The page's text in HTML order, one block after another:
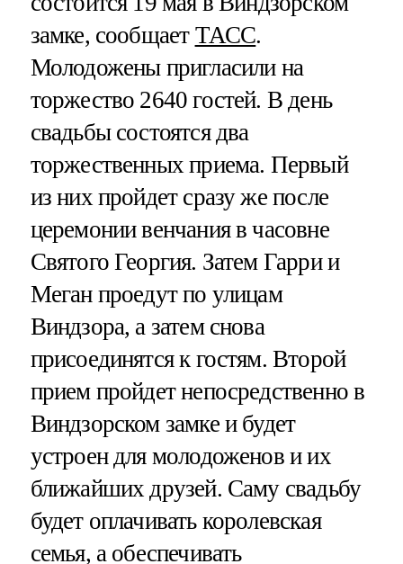
замке, сообщает ТАСС.
Молодожены пригласили на
торжество 2640 гостей. В день
свадьбы состоятся два
торжественных приема. Первый
из них пройдет сразу же после
церемонии венчания в часовне
Святого Георгия. Затем Гарри и
Меган проедут по улицам
Виндзора, а затем снова
присоединятся к гостям. Второй
прием пройдет непосредственно в
Виндзорском замке и будет
устроен для молодоженов и их
ближайших друзей. Саму свадьбу
будет оплачивать королевская
семья, а обеспечивать